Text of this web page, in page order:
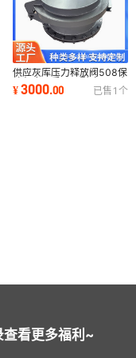
供应灰库压力释放阀508保
护灰库不受正压影响508真
空压力释放阀
¥3000.00 已售 1 个
查看更多福利~